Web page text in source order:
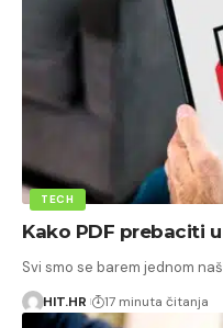
TECH
Kako PDF prebaciti
Svi smo se barem jednom
HIT.HR 17 minuta čitanja